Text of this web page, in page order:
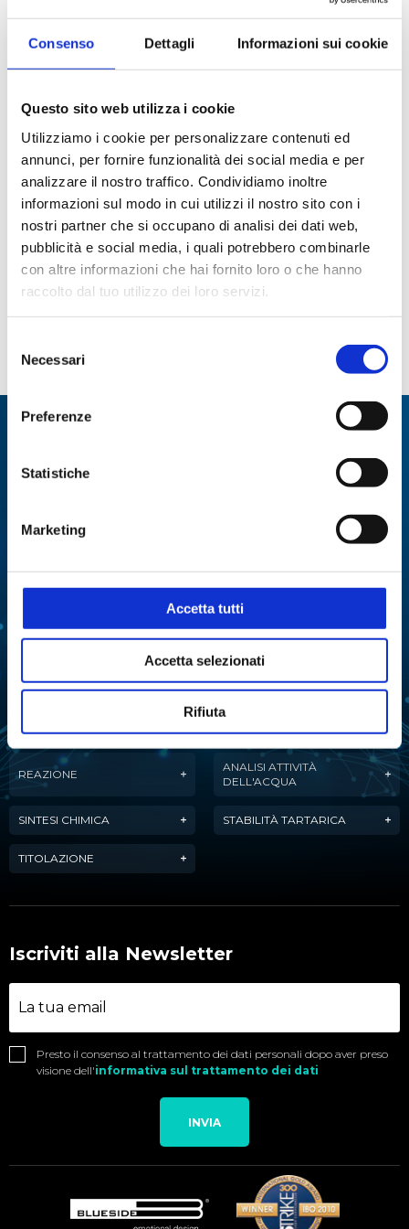
Consenso Dettagli Informazioni sui cookie
Questo sito web utilizza i cookie
Utilizziamo i cookie per personalizzare contenuti ed
annunci, per fornire funzionalità dei social media e per
analizzare il nostro traffico. Condividiamo inoltre
informazioni sul modo in cui utilizzi il nostro sito con i
nostri partner che si occupano di analisi dei dati web,
pubblicità e social media, i quali potrebbero combinarle
con altre informazioni che hai fornito loro o che hanno
raccolto dal tuo utilizzo dei loro servizi.
delNecessari
Preferenze
Statistiche
Marketing
Accetta tutti
Accetta selezionati
Rifiuta
Kit Antociani
Kit Azoto A-amminico ed
Ammoniacale Auto
Paginazione
Abbiamo sviluppato soluzioni, tecnologie e
ESTRAZIONE EVAPORAZIONE
PURIFICAZIONE
REAZIONE
ANALISI ATTIVITÀ
DELL'ACQUA
SINTESI CHIMICA STABILITÀ TARTARICA
TITOLAZIONE
Iscriviti alla Newsletter
Presto il consenso al trattamento dei dati personali dopo aver preso
visione dell'informativa sul trattamento dei dati
INVIA